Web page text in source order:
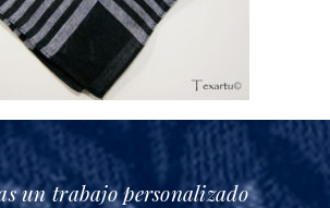
un trabajo personalizado